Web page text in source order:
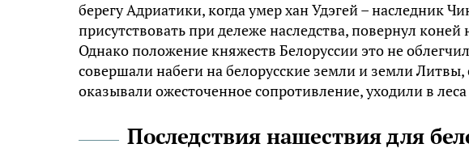
берегу Адриатики, когда умер хан Удэгей – наследник
присутствовать при дележе наследства, повернул коней
Однако положение княжеств Белоруссии это не
совершали набеги на белорусские земли и земли Литвы,
оказывали ожесточенное сопротивление, уходили в
Последствия нашествия для